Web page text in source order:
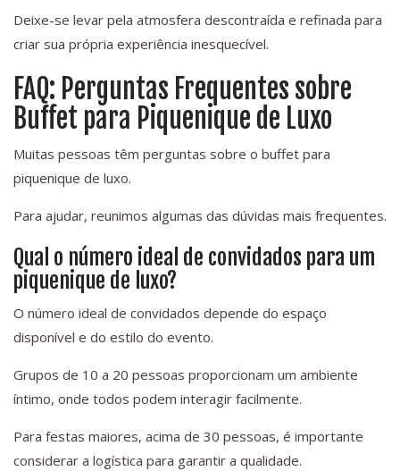
Deixe-se levar pela atmosfera descontraída e refinada para
criar sua própria experiência inesquecível.
FAQ: Perguntas Frequentes sobre
Buffet para Piquenique de Luxo
Muitas pessoas têm perguntas sobre o buffet para
piquenique de luxo.
Para ajudar, reunimos algumas das dúvidas mais frequentes.
Qual o número ideal de convidados para um
piquenique de luxo?
O número ideal de convidados depende do espaço
disponível e do estilo do evento.
Grupos de 10 a 20 pessoas proporcionam um ambiente
íntimo, onde todos podem interagir facilmente.
Para festas maiores, acima de 30 pessoas, é importante
considerar a logística para garantir a qualidade.